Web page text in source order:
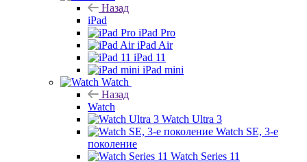
Назад
iPad
iPad Pro
iPad Air
iPad 11
iPad mini
Watch
Назад
Watch
Watch Ultra 3
Watch SE, 3-е
поколение
Watch Series 11